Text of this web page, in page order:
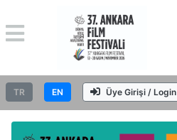
TR EN Üye Girişi / Login